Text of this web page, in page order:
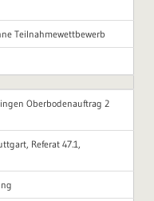
Teilnahmewettbewerb
Oberbodenauftrag 2
Referat 47.1,